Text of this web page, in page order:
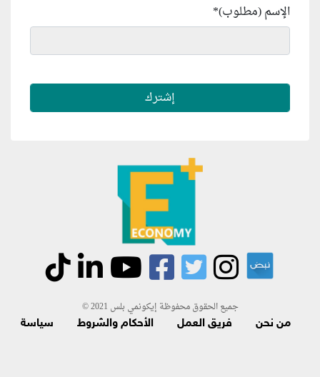
الإسم (مطلوب)*
جميع الحقوق محفوظة إيكونمي بلس 2021 ©
من نحن فريق العمل الأحكام والشروط
سياسة